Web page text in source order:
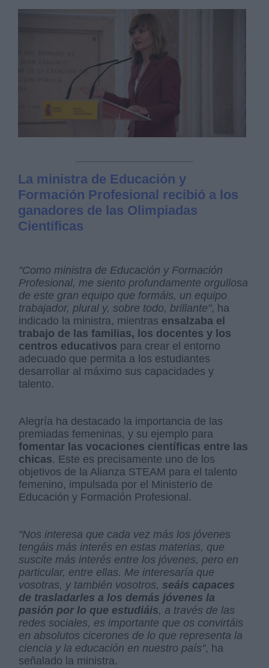
La ministra de Educación y
Formación Profesional recibió a los
ganadores de las Olimpiadas
Científicas
"Como ministra de Educación y Formación
Profesional, me siento profundamente orgullosa
de este gran equipo que formáis, un equipo
trabajador, plural y, sobre todo, brillante", ha
indicado la ministra, mientras ensalzaba el
trabajo de las familias, los docentes y los
centros educativos para crear el entorno
adecuado que permita a los estudiantes
desarrollar al máximo sus capacidades y
talento.
Alegría ha destacado la importancia de las
premiadas femeninas, y su ejemplo para
fomentar las vocaciones científicas entre las
chicas. Este es precisamente uno de los
objetivos de la Alianza STEAM para el talento
femenino, impulsada por el Ministerio de
Educación y Formación Profesional.
"Nos interesa que cada vez más los jóvenes
tengáis más interés en estas materias, que
suscite más interés entre los jóvenes, pero en
particular, entre ellas. Me interesaría que
vosotras, y también vosotros, seáis capaces
de trasladarles a los demás jóvenes la
pasión por lo que estudiáis, a través de las
redes sociales, es importante que os convirtáis
en absolutos cicerones de lo que representa la
ciencia y la educación en nuestro país", ha
señalado la ministra.